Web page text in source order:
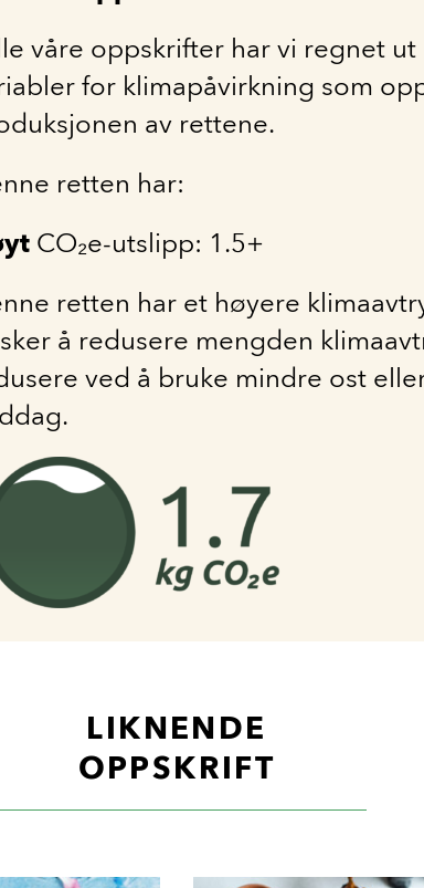
våre oppskrifter har vi regnet
for klimapåvirkning som
av rettene.
retten har:
CO₂e-utslipp: 1.5+
retten har et høyere
å redusere mengden
ved å bruke mindre ost
LIKNENDE
OPPSKRIFT